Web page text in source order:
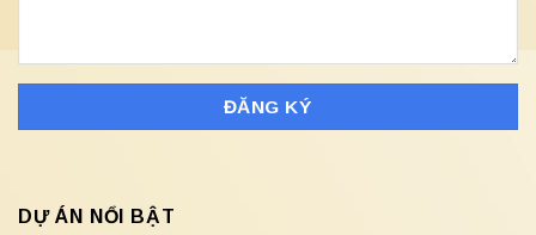
DỰ ÁN NỔI BẬT